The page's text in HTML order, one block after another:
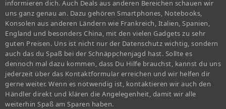
informieren dich. Auch Deals aus anderen Bereichen schauen wir
uns ganz genau an. Dazu gehören Smartphones, Notebooks,
Konsolen aus anderen Ländern wie Frankreich, Italien, Spanien,
England und besonders China, mit den vielen Gadgets zu sehr
guten Preisen. Uns ist nicht nur der Datenschutz wichtig, sondern
auch das du Spaß bei der Schnäppchenjagd hast. Sollte es
dennoch mal dazu kommen, dass Du Hilfe brauchst, kannst du uns
jederzeit über das Kontaktformular erreichen und wir helfen dir
gerne weiter. Wenn es notwendig ist, kontaktieren wir auch den
Händler direkt und klären die Angelegenheit, damit wir alle
weiterhin Spaß am Sparen haben.